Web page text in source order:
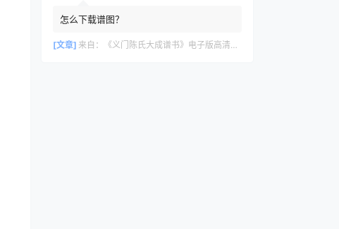
怎么下载谱图？
[文章] 来自： 《义门陈氏大成谱书》电子版高清全册｜家谱PDF下载+免费在线阅读｜官方正版无水印